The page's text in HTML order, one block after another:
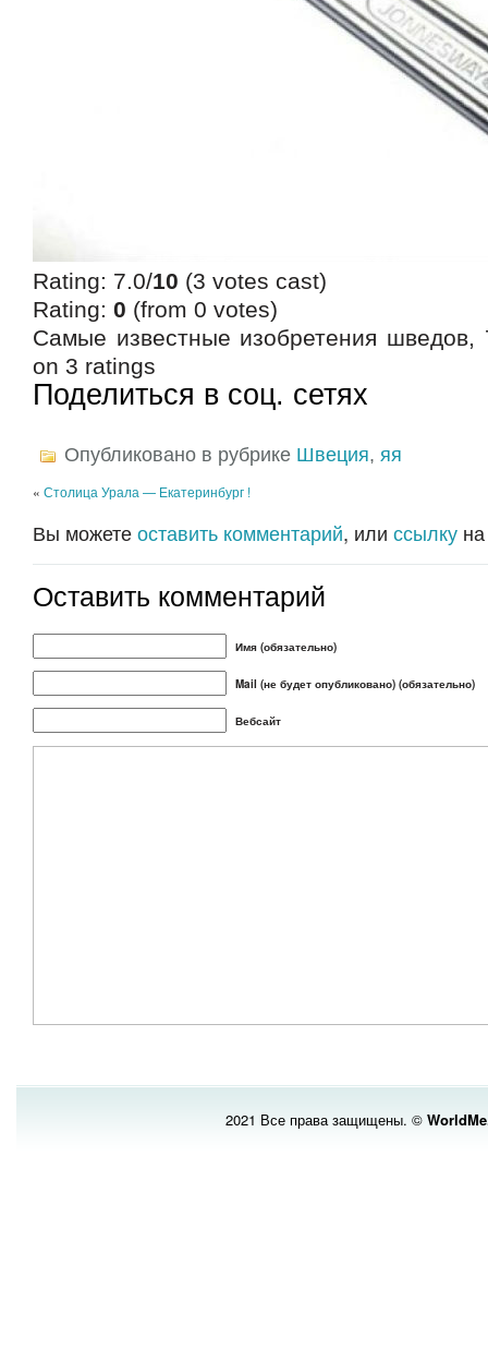
Rating: 7.0/10 (3 votes cast)
Rating: 0 (from 0 votes)
Самые известные изобретения шведов,
on 3 ratings
Поделиться в соц. сетях
Опубликовано в рубрике Швеция, яя
« Столица Урала — Екатеринбург !
Вы можетеоставить комментарий, или ссылку
Оставить комментарий
Имя (обязательно)
Mail (не будет опубликовано) (обязательно)
Вебсайт
2021 Все права защищены. ©